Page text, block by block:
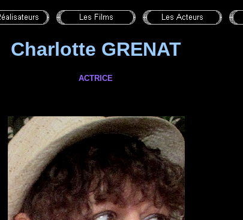
Charlotte GRENAT
ACTRICE